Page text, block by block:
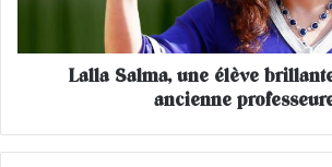
n
m
Lalla Salma, une élève
ancienne